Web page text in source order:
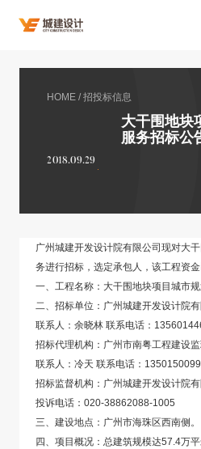
HOME /招投标信息
2018.09.29
大干围地块
服务招标公
广州城建开发设计院有限公司现对大
务进行招标，选定承包人，该工程资金
一、工程名称：大干围地块项目城市
二、招标单位：广州城建开发设计院有
联系人：余晓林 联系电话：
招标代理机构：广州市南粤工程建设
联系人：冷天 联系电话：
招标监督机构：广州城建开发设计院有
投诉电话：020-38862088-1005
三、建设地点：广州市海珠区西南侧。
四、项目概况：总建筑规模达57.4万